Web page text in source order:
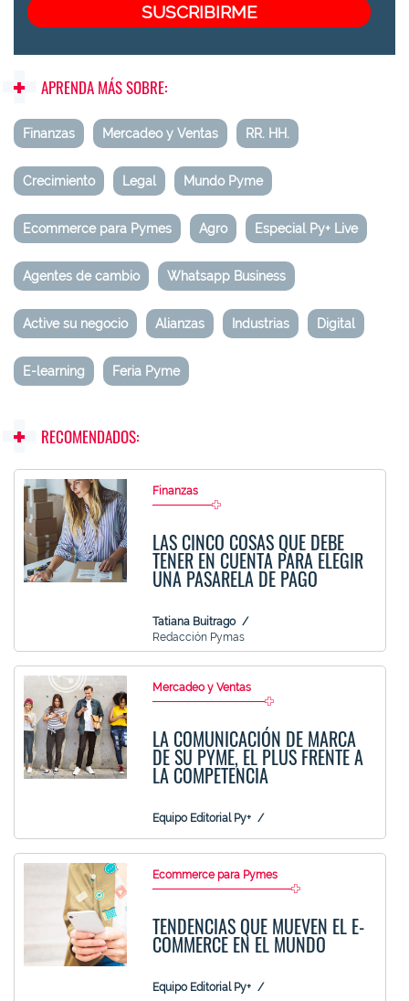
APRENDA MÁS SOBRE:
Finanzas Mercadeo y Ventas RR. HH.
Crecimiento Legal Mundo Pyme
Ecommerce para Pymes Agro Especial Py+ Live
Agentes de cambio Whatsapp Business
Active su negocio Alianzas Industrias Digital
E-learning Feria Pyme
RECOMENDADOS:
Finanzas
LAS CINCO COSAS QUE DEBE
TENER EN CUENTA PARA ELEGIR
UNA PASARELA DE PAGO
Tatiana Buitrago
Redacción Pymas
Mercadeo y Ventas
LA COMUNICACIÓN DE MARCA
DE SU PYME, EL PLUS FRENTE A
LA COMPETENCIA
Equipo Editorial Py+
Ecommerce para Pymes
TENDENCIAS QUE MUEVEN EL E-
COMMERCE EN EL MUNDO
Equipo Editorial Py+